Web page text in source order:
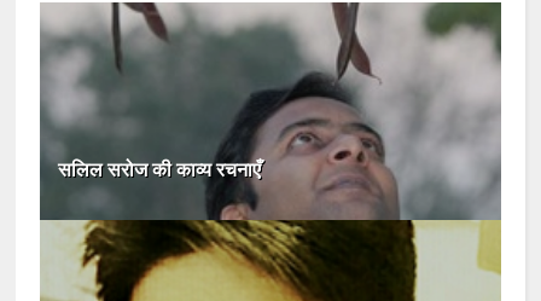
सलिल सरोज की काव्य रचनाएँ